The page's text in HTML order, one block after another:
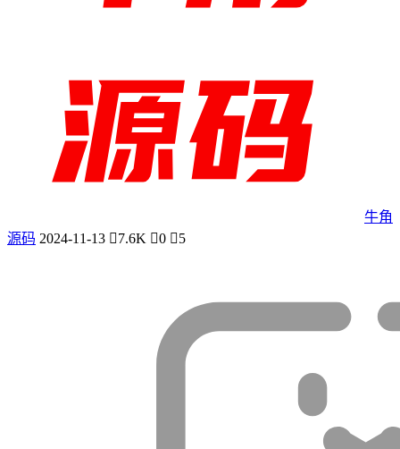
牛角
源码 2024-11-13 7.6K 0 5